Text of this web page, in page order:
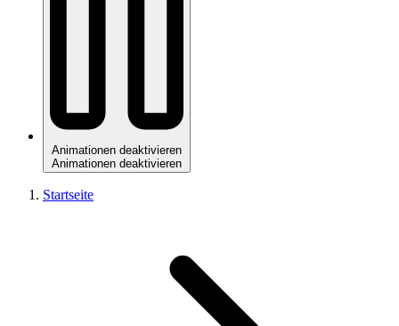
Animationen deaktivieren
Animationen deaktivieren
Startseite